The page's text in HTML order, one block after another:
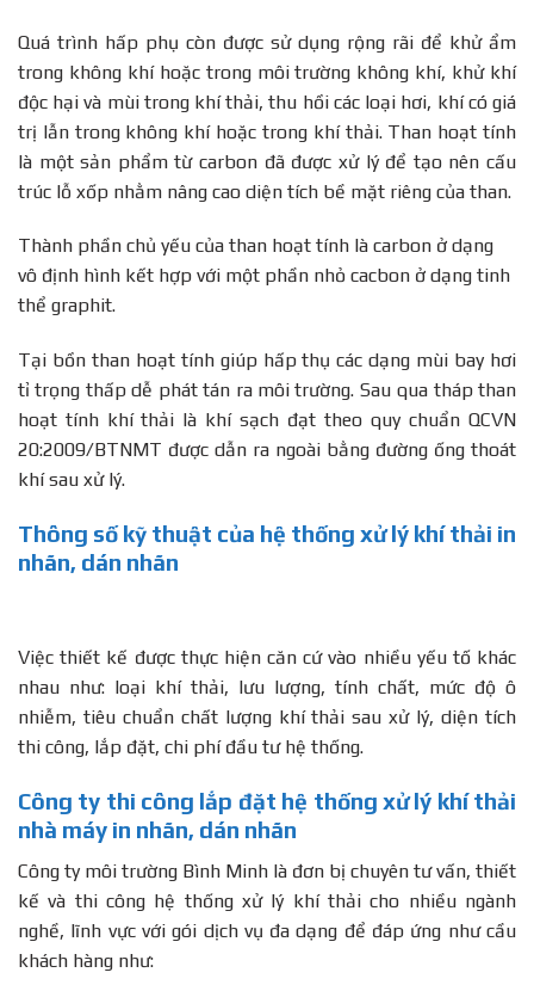
Quá trình hấp phụ còn được sử dụng rộng rãi để khử ẩm
trong không khí hoặc trong môi trường không khí, khử khí
độc hại và mùi trong khí thải, thu hồi các loại hơi, khí có giá
trị lẫn trong không khí hoặc trong khí thải. Than hoạt tính
là một sản phẩm từ carbon đã được xử lý để tạo nên cấu
trúc lỗ xốp nhằm nâng cao diện tích bề mặt riêng của than.
Thành phần chủ yếu của than hoạt tính là carbon ở dạng
vô định hình kết hợp với một phần nhỏ cacbon ở dạng tinh
thể graphit.
Tại bồn than hoạt tính giúp hấp thụ các dạng mùi bay hơi
tỉ trọng thấp dễ phát tán ra môi trường. Sau qua tháp than
hoạt tính khí thải là khí sạch đạt theo quy chuẩn QCVN
20:2009/BTNMT được dẫn ra ngoài bằng đường ống thoát
khí sau xử lý.
Thông số kỹ thuật của hệ thống xử lý khí thải in
nhãn, dán nhãn
Việc thiết kế được thực hiện căn cứ vào nhiều yếu tố khác
nhau như: loại khí thải, lưu lượng, tính chất, mức độ ô
nhiễm, tiêu chuẩn chất lượng khí thải sau xử lý, diện tích
thi công, lắp đặt, chi phí đầu tư hệ thống.
Công ty thi công lắp đặt hệ thống xử lý khí thải
nhà máy in nhãn, dán nhãn
Công ty môi trường Bình Minh là đơn bị chuyên tư vấn, thiết
kế và thi công hệ thống xử lý khí thải cho nhiều ngành
nghề, lĩnh vực với gói dịch vụ đa dạng để đáp ứng như cầu
khách hàng như: